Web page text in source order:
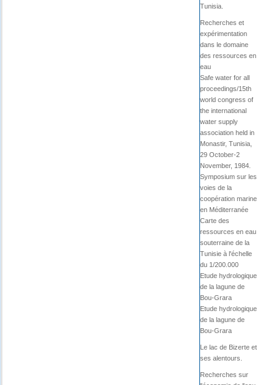
Tunisia.
Recherches et
expérimentation
dans le domaine
des ressources en
eau
Safe water for all
proceedings/15th
world congress of
the international
water supply
association held in
Monastir, Tunisia,
29 October-2
November, 1984.
Symposium sur les
voies de la
coopération marine
en Méditerranée
Carte des
ressources en eau
souterraine de la
Tunisie à l'échelle
du 1/200.000
Etude hydrologique
de la lagune de
Bou-Grara
Etude hydrologique
de la lagune de
Bou-Grara
Le lac de Bizerte et
ses alentours.
Recherches sur